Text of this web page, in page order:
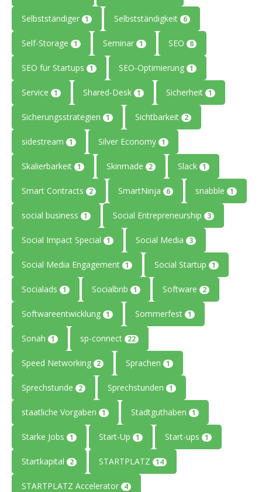
Selbstständiger 1 Selbstständigkeit 6
Self-Storage 1 Seminar 1 SEO 8
SEO für Startups 1 SEO-Optimierung 1
Service 1 Shared-Desk 1 Sicherheit 1
Sicherungsstrategien 1 Sichtbarkeit 2
sidestream 1 Silver Economy 1
Skalierbarkeit 1 Skinmade 2 Slack 1
Smart Contracts 2 SmartNinja 6 snabble 1
social business 1 Social Entrepreneurship 3
Social Impact Special 1 Social Media 3
Social Media Engagement 1 Social Startup 1
Socialads 1 Socialbnb 1 Software 2
Softwareentwicklung 1 Sommerfest 1
Sonah 1 sp-connect 22
Speed Networking 2 Sprachen 1
Sprechstunde 2 Sprechstunden 1
staatliche Vorgaben 1 Stadtguthaben 1
Starke Jobs 1 Start-Up 1 Start-ups 1
Startkapital 2 STARTPLATZ 14
STARTPLATZ Accelerator 4